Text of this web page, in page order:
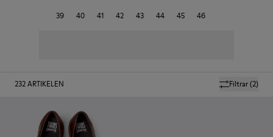
39 40 41 42 43 44 45 46
Filtrar(2)
232ARTIKELEN